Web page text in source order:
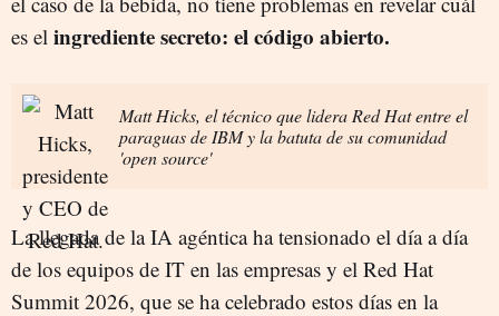
es el ingrediente secreto: el código abierto.
Matt Hicks, el técnico que lidera Red Hat entre el
paraguas de IBM y la batuta de su comunidad
'open source'
La llegada de la IA agéntica ha tensionado el día a día
de los equipos de IT en las empresas y el Red Hat
Summit 2026, que se ha celebrado estos días en la